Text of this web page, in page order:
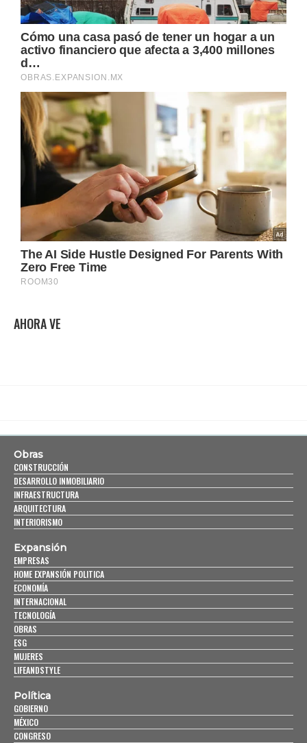
AHORA VE
Obras
CONSTRUCCIÓN
DESARROLLO INMOBILIARIO
INFRAESTRUCTURA
ARQUITECTURA
INTERIORISMO
Expansión
EMPRESAS
HOME EXPANSIÓN POLITICA
ECONOMÍA
INTERNACIONAL
TECNOLOGÍA
OBRAS
ESG
MUJERES
LIFEANDSTYLE
Política
GOBIERNO
MÉXICO
CONGRESO